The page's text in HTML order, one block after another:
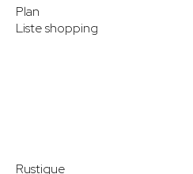
Rustique
Plan
Liste shopping